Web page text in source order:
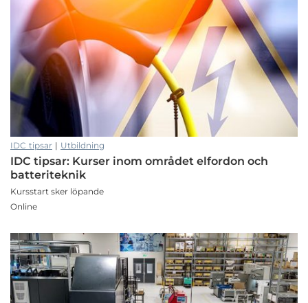
IDC tipsar | Utbildning
IDC tipsar: Kurser inom området elfordon och
batte­ri­teknik
Kursstart sker löpande
Online